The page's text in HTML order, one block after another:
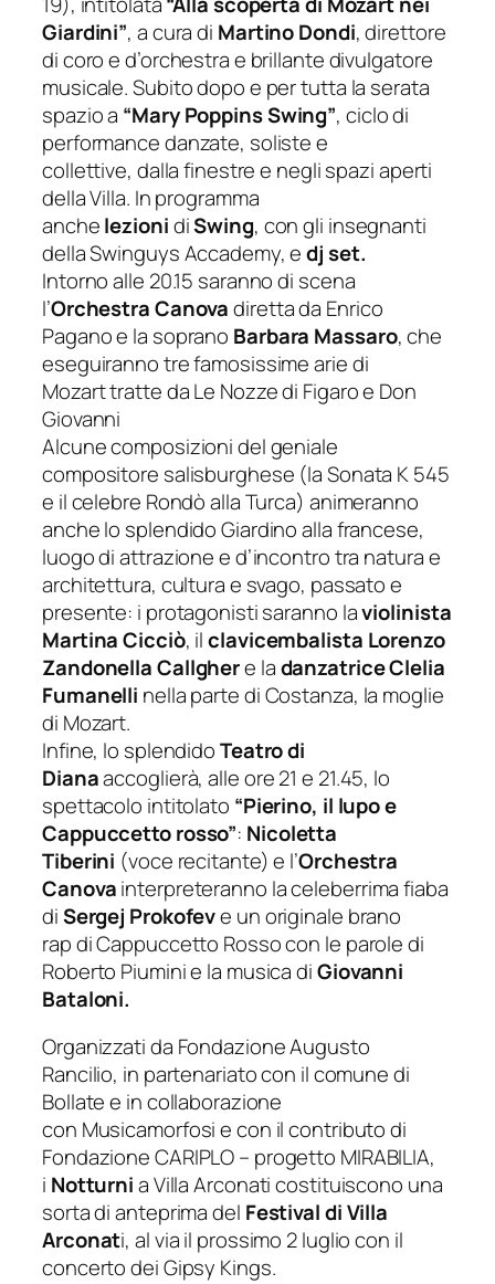
Giardini”, a cura di Martino Dondi, direttore
di coro e d’orchestra e brillante divulgatore
musicale. Subito dopo e per tutta la serata
spazio a “Mary Poppins Swing”, ciclo di
performance danzate, soliste e
collettive, dalla finestre e negli spazi aperti
della Villa. In programma
anchelezionidiSwing, con gli insegnanti
della Swinguys Accademy, edj set.
Intorno alle 20.15 saranno di scena
l’Orchestra Canovadiretta da Enrico
Pagano e la soprano Barbara Massaro, che
eseguiranno tre famosissime arie di
Mozart tratte da Le Nozze di Figaro e Don
Giovanni
Alcune composizioni del geniale
compositore salisburghese (la Sonata K 545
e il celebre Rondò alla Turca) animeranno
anche lo splendido Giardino alla francese,
luogo di attrazione e d’incontro tra natura e
architettura, cultura e svago, passato e
presente: i protagonisti saranno laviolinista
MartinaCicciò, ilclavicembalista Lorenzo
Zandonella Callghere ladanzatrice Clelia
Fumanelli nella parte di Costanza, la moglie
di Mozart.
Infine, lo splendidoTeatro di
Dianaaccoglierà, alle ore 21 e 21.45, lo
spettacolo intitolato “Pierino, il lupo e
Cappuccetto rosso”: Nicoletta
Tiberini (voce recitante) e l’Orchestra
Canovainterpreteranno la celeberrima fiaba
diSergej Prokofeve un originale brano
rap di Cappuccetto Rosso con le parole di
Roberto Piumini e la musica diGiovanni
Bataloni.
Organizzati da Fondazione Augusto
Rancilio, in partenariato con il comune di
Bollate e in collaborazione
con Musicamorfosi e con il contributo di
Fondazione CARIPLO – progetto MIRABILIA,
i Notturnia Villa Arconati costituiscono una
sorta di anteprima del Festival di Villa
Arconati, al via il prossimo 2 luglio con il
concerto dei Gipsy Kings.